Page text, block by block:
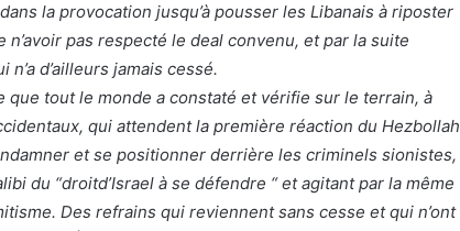
la provocation jusqu’à pousser les Libanais à riposter
pas respecté le deal convenu, et par la suite
d’ailleurs jamais cessé.
que tout le monde a constaté et vérifie sur le terrain, à
qui attendent la première réaction du Hezbollah
et se positionner derrière les criminels sionistes,
du “droitd’Israel à se défendre “ et agitant par la même
Des refrains qui reviennent sans cesse et qui n’ont